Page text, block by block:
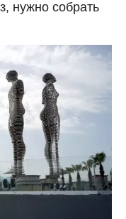
нужно собрать